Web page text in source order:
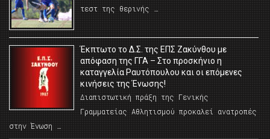
τεστ της θερινής …
Έκπτωτο το Δ.Σ. της ΕΠΣ Ζακύνθου με
απόφαση της ΓΓΑ – Στο προσκήνιο η
καταγγελία Ραυτόπουλου και οι επόμενες
κινήσεις της Ένωσης!
Διαπιστωτική πράξη της Γενικής
Γραμματείας Αθλητισμού προκαλεί ανατροπές
στην Ένωση …